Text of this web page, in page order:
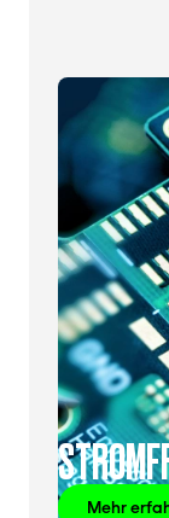
Mehr